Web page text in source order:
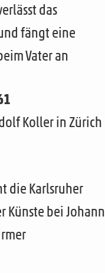
das
fängt eine
Vater an
Koller in Zürich
die Karlsruher
Künste bei Johann